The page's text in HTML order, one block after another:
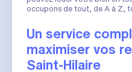
occupons de tout, de A à Z,
Un service
maximiser vos
Saint-Hilaire